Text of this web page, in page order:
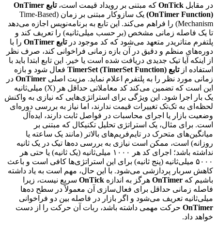
در مقابل OnTick که مبتنی بر رویداد قیمت است،
تابع OnTimer
(OnTimer Function)
یک سازوکار مبتنی بر زمان (Time-Based
Mechanism) را فراهم می‌کند. این تابع به برنامه‌نویس اجازه می‌دهد
تا یک فاصله زمانی مشخص (بر حسب میلی‌ثانیه) را تعریف کند و
پلتفرم متاتریدر متعهد می‌شود که کد موجود درتابع OnTimer
را با
دوره‌های منظم و دقیق در آن بازه زمانی فراخوانی کند، صرف نظر
از اینکه آیا تیک جدیدی دریافت شده است یا خیر. این تابع ابتدا باید با
استفاده ازتابع TimerSet (TimerSet Function)
فعال شود و بازه
زمانی مورد نظر را به پلتفرم اعلام نماید. مزیت اصلی OnTimer در
این است که تضمین می‌کند کد معاملاتی حداقل هر (X) میلی‌ثانیه
یک بار اجرا شود. این ویژگی برای استراتژی‌هایی که نیازی به واکنش
لحظه‌ای به تک‌تک تغییرات قیمت ندارند، اما نیاز به بررسی دوره‌ای
وضعیت بازار یا اجرای محاسبات در فواصل ثابت دارند، ایده‌آل
است. برای مثال، یک استراتژی تحلیل تکنیکال که مبتنی بر
میانگین‌های متحرک در تایم‌فریم‌های بالاتر (مانند یک ساعته یا
روزانه) است، ممکن است نیازی به بررسی ده‌ها تیک در یک ثانیه
نداشته باشد؛ اجرای کد هر ۱۰۰۰ میلی‌ثانیه (یک ثانیه) یا حتی هر
۵۰۰۰ میلی‌ثانیه (پنج ثانیه) برای این استراتژی‌ها کافی است و باعث
کاهش سربار پردازشی می‌شود. با این حال، مهم است به یاد داشته
باشیم که OnTimer هرگز به اندازه OnTick سریع نیست، زیرا
فاصله زمانی حداقل برای فعال‌سازی آن معمولاً در سطح ده‌ها
میلی‌ثانیه تعریف می‌شود و اگر بازار در فاصله بین دو فراخوانی
OnTimer حرکت مهمی داشته باشد، ربات آن حرکت را از دست
خواهد داد.